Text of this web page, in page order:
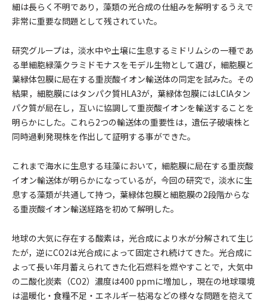
細は長らく不明であり，藻類の光合成の仕組みを解明するうえで
非常に重要な問題として残されていた。
研究グループは，淡水中や土壌に生息するミドリムシの一種であ
る単細胞緑藻クラミドモナスをモデル生物として選び，細胞膜と
葉緑体包膜に局在する重炭酸イオン輸送体の同定を試みた。その
結果，細胞膜にはタンパク質HLA3が，葉緑体包膜にはLCIAタン
パク質が局在し，互いに協調して重炭酸イオンを輸送することを
明らかにした。これら2つの輸送体の重要性は，遺伝子破壊株と
同時過剰発現株を作出して証明する事ができた。
これまで海水に生息する珪藻において，細胞膜に局在する重炭酸
イオン輸送体が明らかになっているが，今回の研究で，淡水に生
息する藻類が共通して持つ，葉緑体包膜と細胞膜の2段階からな
る重炭酸イオン輸送経路を初めて解明した。
地球の大気に存在する酸素は，光合成により水が分解されて生じ
たが，逆にCO2は光合成によって固定され続けてきた。光合成に
よって長い年月蓄えられてきた化石燃料を燃やすことで，大気中
の二酸化炭素（CO2）濃度は400 ppmに増加し，現在の地球環境
は温暖化・食糧不足・エネルギー枯渇などの様々な問題を抱えて